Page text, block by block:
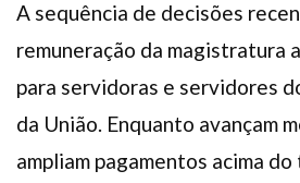
A sequência de decisões
remuneração da magistratura
para servidoras e servidores
da União. Enquanto avançam
ampliam pagamentos acima